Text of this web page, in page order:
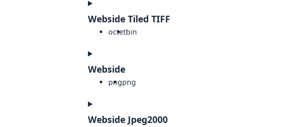
Webside Tiled TIFF
octetbin
Webside
pngpng
Webside Jpeg2000